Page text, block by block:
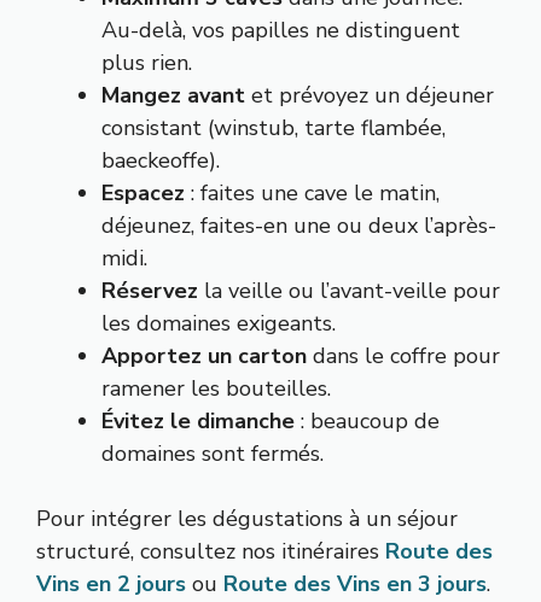
Au-delà, vos papilles ne distinguent
plus rien.
Mangez avant et prévoyez un déjeuner
consistant (winstub, tarte flambée,
baeckeoffe).
Espacez : faites une cave le matin,
déjeunez, faites-en une ou deux l’après-
midi.
Réservez la veille ou l’avant-veille pour
les domaines exigeants.
Apportez un carton dans le coffre pour
ramener les bouteilles.
Évitez le dimanche : beaucoup de
domaines sont fermés.
Pour intégrer les dégustations à un séjour
structuré, consultez nos itinéraires Route des
Vins en 2 jours ou Route des Vins en 3 jours.